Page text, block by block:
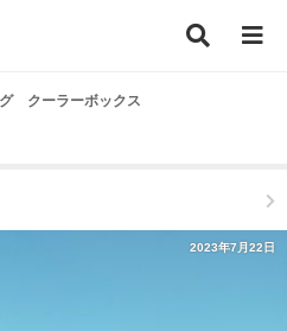
クーラーボックス
2023年7月22日